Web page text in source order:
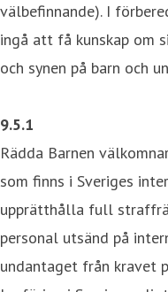
välbefinnande). I
ingå att få kunskap om
och synen på barn och
9.5.1
Rädda Barnen
som finns i Sveriges
upprätthålla full
personal utsänd på
undantaget från kravet